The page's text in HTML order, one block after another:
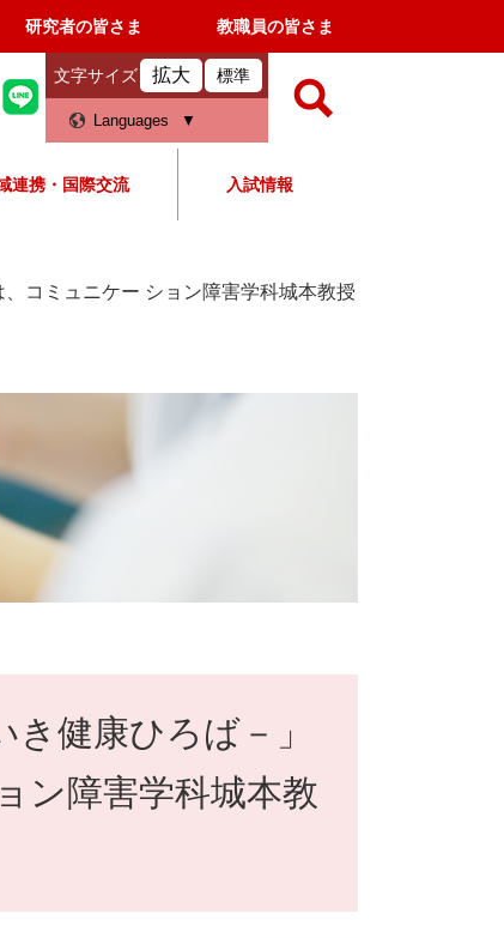
研究者の皆さま 教職員の皆さま
文字サイズ 拡大 標準
Languages
連携・国際交流 入試情報
コミュニケー ション障害学科城本教授
き健康ひろば－」
ン障害学科城本教